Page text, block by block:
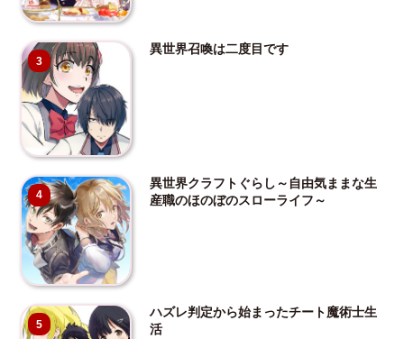
3
異世界召喚は二度目です
4
異世界クラフトぐらし～自由気ままな生
産職のほのぼのスローライフ～
5
ハズレ判定から始まったチート魔術士生
活